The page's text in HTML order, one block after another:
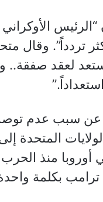
“الرئيس الأوكراني
تردداً”. وقال
لعقد صفقة..
عن سبب عدم
المتحدة
منذ الحرب
ترامب بكلمة